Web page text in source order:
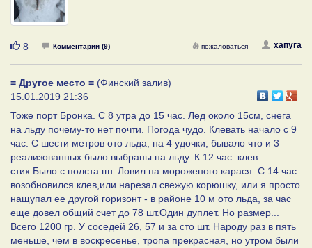
Нравится
8 Комментарии (9) хапуга
пожаловаться
= Другое место = (Финский залив)
15.01.2019 21:36
Тоже порт Бронка. С 8 утра до 15 час. Лед около 15см, снега
на льду почему-то нет почти. Погода чудо. Клевать начало с 9
час. С шести метров ото льда, на 4 удочки, бывало что и 3
реализованных было выбраны на льду. К 12 час. клев
стих.Было с полста шт. Ловил на мороженого карася. С 14 час
возобновился клев,или нарезал свежую корюшку, или я просто
нащупал ее другой горизонт - в районе 10 м ото льда, за час
еще довел общий счет до 78 шт.Один дуплет. Но размер...
Всего 1200 гр. У соседей 26, 57 и за сто шт. Народу раз в пять
меньше, чем в воскресенье, тропа прекрасная, но утром были